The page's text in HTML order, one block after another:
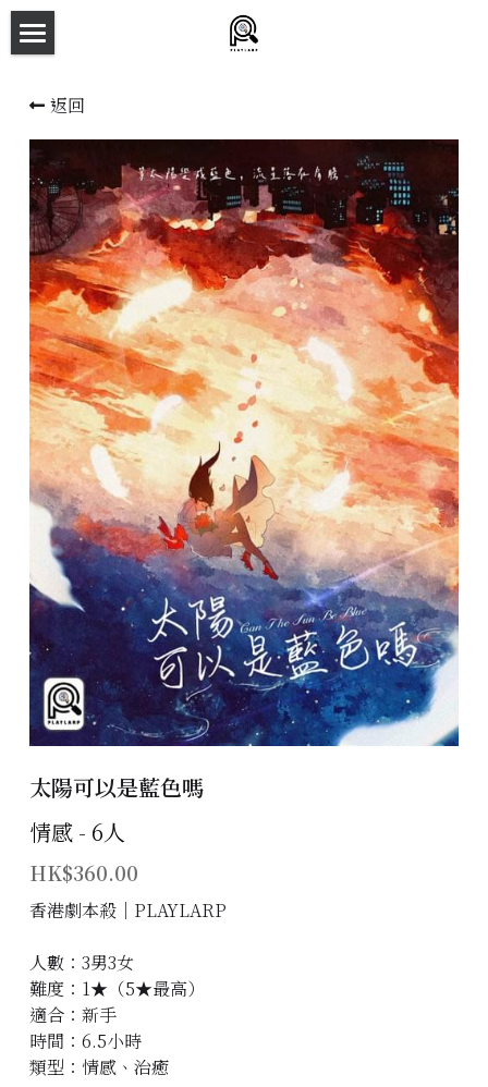
新本預告
主持人檔案
劇本相冊
拼團快團群組
劇本殺介紹
新手須知
預約方法
主題房間
會員優惠
學生優惠
主持/劇本招募
到址及團建服務
傳媒報道
聯絡我們
Instagram
返回
太陽可以是藍色嗎
情感 - 6人
HK$360.00
香港劇本殺│PLAYLARP
人數：3男3女
難度：1★（5★最高）
適合：新手
時間：6.5小時
類型：情感、治癒
商品分類
所有商品分類